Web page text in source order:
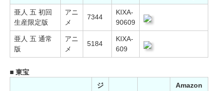
亜人 五 初回
生産限定版
アニ
メ
7344
KIXA-
90609
亜人 五 通常
版
アニ
メ
5184
KIXA-
609
■ 東宝
ジ
Amazon